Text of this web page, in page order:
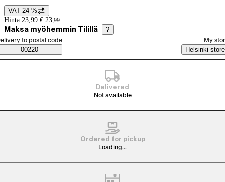
Price details
VAT 24 %
Hinta 23,99 €. 23,99
Maksa myöhemmin Tilillä ?
Saatavuustiedot
order method
to postal code
00220
My
Helsinki store
Delivered
Not available
Ordered for pickup
Loading...